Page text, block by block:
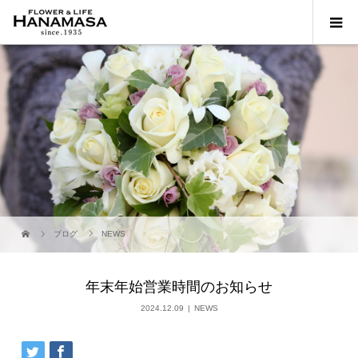
ブログ NEWS
年末年始営業時間のお知らせ
2024.12.09 NEWS